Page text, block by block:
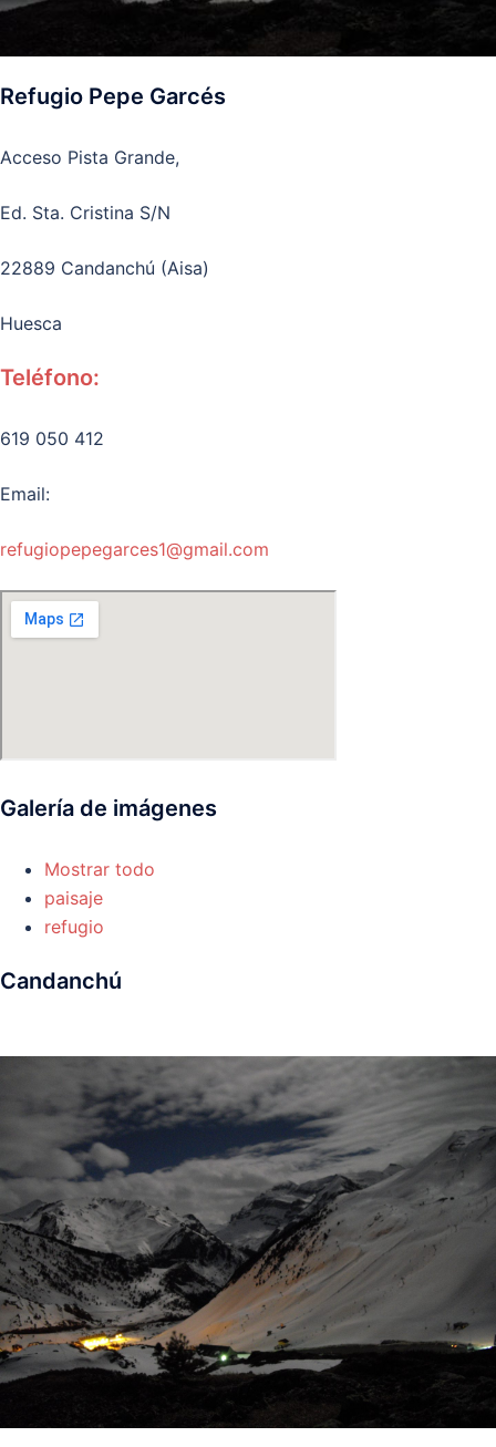
Refugio Pepe Garcés
Acceso Pista Grande,
Ed. Sta. Cristina S/N
22889 Candanchú (Aisa)
Huesca
Teléfono:
619 050 412
Email:
refugiopepegarces1@gmail.com
Galería de imágenes
Mostrar todo
paisaje
refugio
Candanchú